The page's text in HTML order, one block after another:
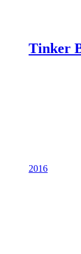
Tinker
2016